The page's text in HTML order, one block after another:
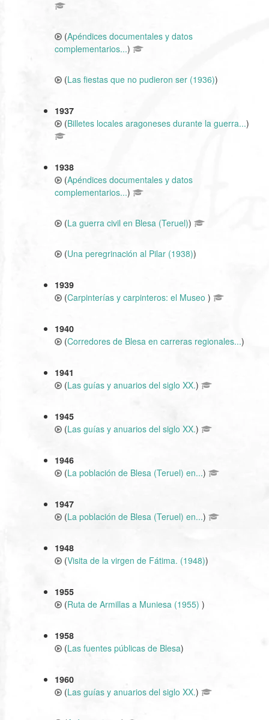
(Apéndices documentales y datos
complementarios...)
(Las fiestas que no pudieron ser (1936))
1937
(Billetes locales aragoneses durante la guerra...)
1938
(Apéndices documentales y datos
complementarios...)
(La guerra civil en Blesa (Teruel))
(Una peregrinación al Pilar (1938))
1939
(Carpinterías y carpinteros: el Museo)
1940
(Corredores de Blesa en carreras regionales...)
1941
(Las guías y anuarios del siglo XX.)
1945
(Las guías y anuarios del siglo XX.)
1946
(La población de Blesa (Teruel) en...)
1947
(La población de Blesa (Teruel) en...)
1948
(Visita de la virgen de Fátima. (1948))
1955
(Ruta de Armillas a Muniesa (1955))
1958
(Las fuentes públicas de Blesa)
1960
(Las guías y anuarios del siglo XX.)